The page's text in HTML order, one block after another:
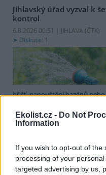
Ekolist.cz - Do Not
Information
If you wish to opt-out of
processing of your
targeted advertising by us,
Jihlavský úřad vyzval k
kontrol
6.8.2026 00:51 | JIHLAVA (ČTK)
Diskuse: 1
hřišť, napouštění bazénů
kontrolovat povolené odběry.
všechny obce spadající pod
Celníci odhalili gang
stovku ptáků